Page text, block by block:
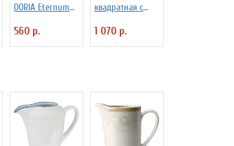
DORIA Eternum
560 р.
квадратная с
замком Fido 3 л
Bormioli Rocco
1 070 р.